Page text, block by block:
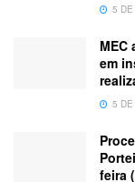
5
MEC
em
5
feira